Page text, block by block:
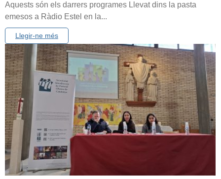
Aquests són els darrers programes Llevat dins la pasta
emesos a Ràdio Estel en la...
Llegir-ne més